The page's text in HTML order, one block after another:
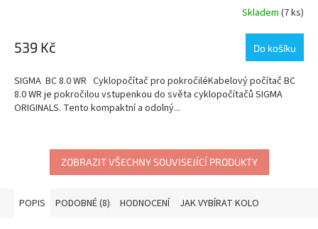
Skladem (7 ks)
539 Kč Do košíku
SIGMA BC 8.0 WR Cyklopočítač pro pokročiléKabelový počítač BC
8.0 WR je pokročilou vstupenkou do světa cyklopočítačů SIGMA
ORIGINALS. Tento kompaktní a odolný...
ZOBRAZIT VŠECHNY SOUVISEJÍCÍ PRODUKTY
POPIS PODOBNÉ (8) HODNOCENÍ JAK VYBÍRAT KOLO